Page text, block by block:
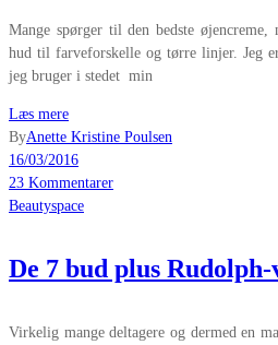
Mange spørger til den bedste
hud til farveforskelle og tørre linjer. Jeg
jeg bruger i stedet min
Læs mere
ByAnette Kristine Poulsen
16/03/2016
23 Kommentarer
Beautyspace
De 7 bud plus
Virkelig mange deltagere og dermed en